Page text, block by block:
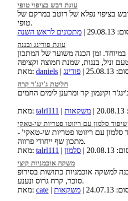
עוגת דבש בציפוי טופי
בציפוי נפלא של רוטב במרקם של
טופי.
|
מתכונים לראש השנה
עוגת פודינג ובננה
זמן הכנה משוער של המתכון
מאת: daniels | פודינג
חליטת ג'ינג'ר קרה
מאת: talrl111 משקאות
שיפוד סלמון עם ריזוטו פטריות שי-טאקי
סלמון עם ריזוטו פטריות שי-טאקי' -
מתכון שף ייחודי פרווה.
מאת: talrl111 | סלמון
משקה אוכמניות קיצי
למשקה אוכמניות כתושות בסירופ
סוכר, קרח גרוס ונענע.
מאת: cate | משקאות